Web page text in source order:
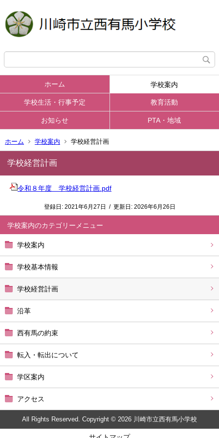
ホーム 学校案内
学校生活・行事予定 教育活動
お知らせ PTA・地域
ホーム 学校案内 学校経営計画
学校案内
学校案内
学校基本情報
学校経営計画
沿革
西有馬の約束
転入・転出について
学区案内
アクセス
学校経営計画
令和８年度 学校経営計画.pdf
登録日: 2021年6月27日 / 更新日: 2026年6月26日
All Rights Reserved. Copyright © 2026 川崎市立西有馬小学校